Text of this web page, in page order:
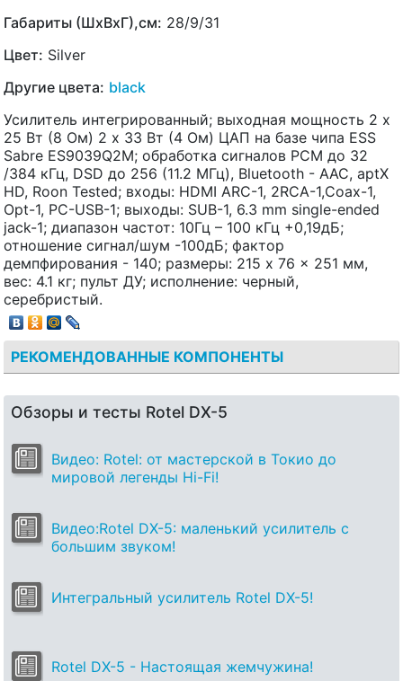
Габариты (ШхВхГ),см: 28/9/31
Цвет: Silver
Другие цвета: black
Усилитель интегрированный; выходная мощность 2 х
25 Вт (8 Ом) 2 х 33 Вт (4 Ом) ЦАП на базе чипа ESS
Sabre ES9039Q2M; обработка сигналов PCM до 32
/384 кГц, DSD до 256 (11.2 МГц), Bluetooth - AAC, aptX
HD, Roon Tested; входы: HDMI ARC-1, 2RCA-1,Coax-1,
Opt-1, PC-USB-1; выходы: SUB-1, 6.3 mm single-ended
jack-1; диапазон частот: 10Гц – 100 кГц +0,19дБ;
отношение сигнал/шум -100дБ; фактор
демпфирования - 140; размеры: 215 x 76 x 251 мм,
вес: 4.1 кг; пульт ДУ; исполнение: черный,
серебристый.
РЕКОМЕНДОВАННЫЕ КОМПОНЕНТЫ
Обзоры и тесты Rotel DX-5
Видео: Rotel: от мастерской в Токио до
мировой легенды Hi-Fi!
Видео:Rotel DX-5: маленький усилитель с
большим звуком!
Интегральный усилитель Rotel DX-5!
Rotel DX-5 - Настоящая жемчужина!